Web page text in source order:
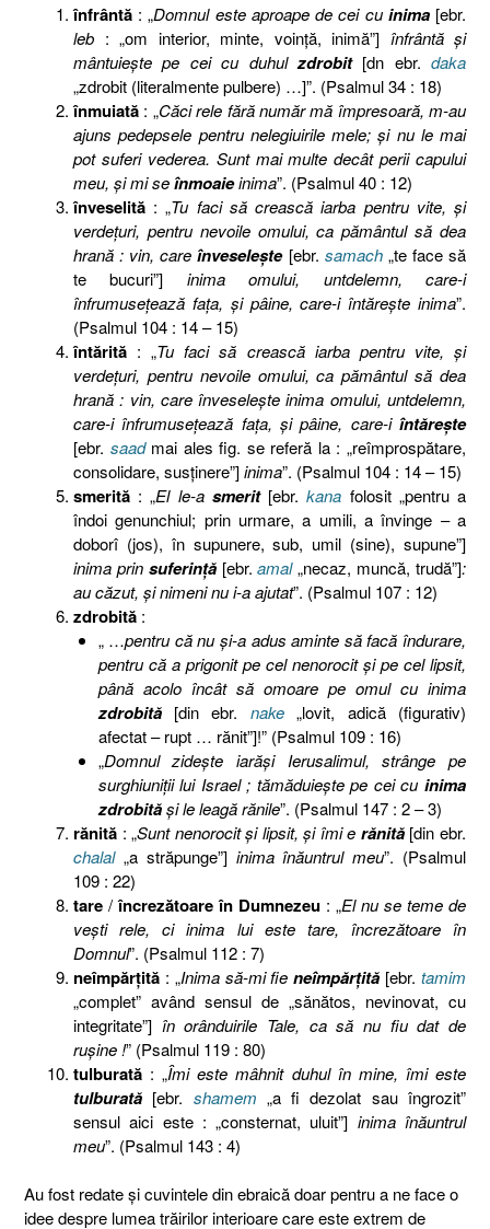
înfrântă : „Domnul este aproape de cei cu inima[ebr.
leb : „om interior, minte, voință, inimă”] înfrântă şi
mântuieşte pe cei cu duhul zdrobit[dn ebr. daka
„zdrobit (literalmente pulbere) …]”. (Psalmul 34 : 18)
înmuiată : „Căci rele fără număr mă împresoară, m-au
ajuns pedepsele pentru nelegiuirile mele; şi nu le mai
pot suferi vederea. Sunt mai multe decât perii capului
meu, şi mi seînmoaieinima”. (Psalmul 40 : 12)
înveselită : „Tu faci să crească iarba pentru vite, şi
verdeţuri, pentru nevoile omului, ca pământul să dea
hrană : vin, careînveseleşte[ebr. samach „te face să
te bucuri”] inima omului, untdelemn, care-i
înfrumuseţează faţa, şi pâine, care-i întăreşte inima”.
(Psalmul 104 : 14 – 15)
întărită : „Tu faci să crească iarba pentru vite, şi
verdeţuri, pentru nevoile omului, ca pământul să dea
hrană : vin, care înveseleşte inima omului, untdelemn,
care-i înfrumuseţează faţa, şi pâine, care-i întăreşte
[ebr. saad mai ales fig. se referă la : „reîmprospătare,
consolidare, susținere”]inima”. (Psalmul 104 : 14 – 15)
smerită : „El le-a smerit[ebr.kana folosit „pentru a
îndoi genunchiul; prin urmare, a umili, a învinge – a
doborî (jos), în supunere, sub, umil (sine), supune”]
inima prin suferinţă[ebr.amal „necaz, muncă, trudă”]:
au căzut, şi nimeni nu i-a ajutat”. (Psalmul 107 : 12)
zdrobită :
„ …pentru că nu şi-a adus aminte să facă îndurare,
pentru că a prigonit pe cel nenorocit şi pe cel lipsit,
până acolo încât să omoare pe omul cu inima
zdrobită[din ebr. nake „lovit, adică (figurativ)
afectat – rupt … rănit”]!” (Psalmul 109 : 16)
„Domnul zideşte iarăşi Ierusalimul, strânge pe
surghiuniţii lui Israel ; tămăduieşte pe cei cu inima
zdrobităşi le leagă rănile”. (Psalmul 147 : 2 – 3)
rănită : „Sunt nenorocit şi lipsit, şi îmi e rănită[din ebr.
chalal „a străpunge”]inima înăuntrul meu”. (Psalmul
109 : 22)
tare /încrezătoare în Dumnezeu : „El nu se teme de
veşti rele, ci inima lui este tare, încrezătoare în
Domnul”. (Psalmul 112 : 7)
neîmpărţită : „Inima să-mi fieneîmpărţită [ebr.tamim
„complet” având sensul de „sănătos, nevinovat, cu
integritate”] în orânduirile Tale, ca să nu fiu dat de
ruşine !” (Psalmul 119 : 80)
tulburată : „Îmi este mâhnit duhul în mine, îmi este
tulburată [ebr. shamem „a fi dezolat sau îngrozit”
sensul aici este : „consternat, uluit”] inima înăuntrul
meu”. (Psalmul 143 : 4)
Au fost redate şi cuvintele din ebraică doar pentru a ne face o
idee despre lumea trăirilor interioare care este extrem de